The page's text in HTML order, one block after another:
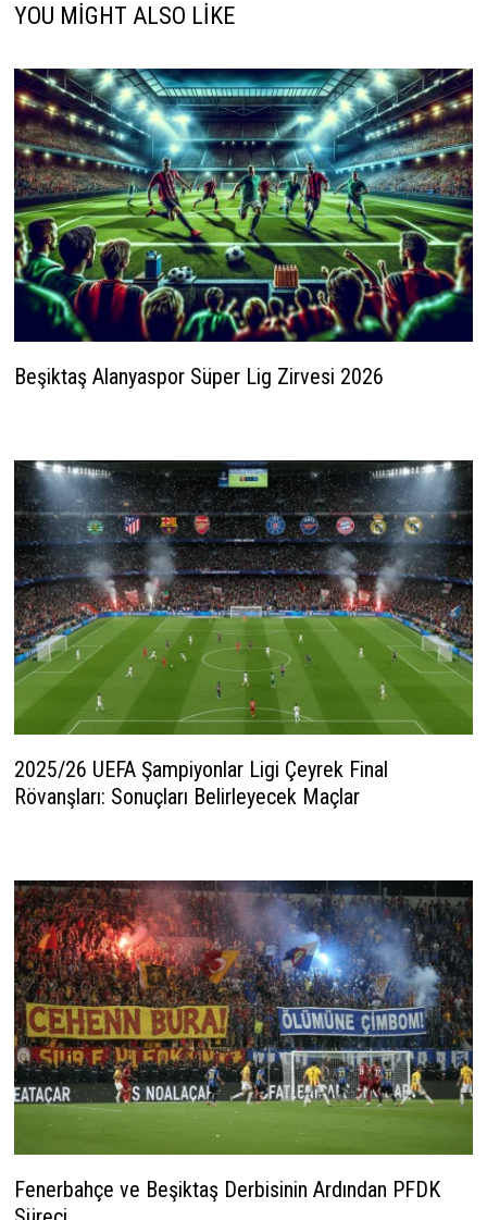
YOU MIGHT ALSO LIKE
Beşiktaş Alanyaspor Süper Lig Zirvesi 2026
2025/26 UEFA Şampiyonlar Ligi Çeyrek Final
Rövanşları: Sonuçları Belirleyecek Maçlar
Fenerbahçe ve Beşiktaş Derbisinin Ardından PFDK